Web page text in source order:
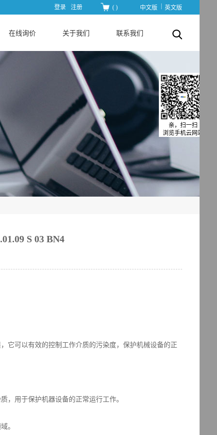
中文版 英文版
登录 注册 ( )
在线询价 关于我们 联系我们
S 03 BN4
它可以有效的控制工作介质的污染度，保护机械设备的正
，用于保护机器设备的正常运行工作。
。
亲，扫一扫
浏览手机云网站